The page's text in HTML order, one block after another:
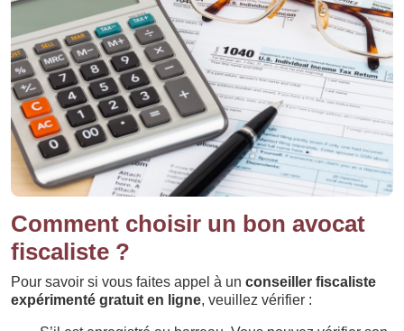
Comment choisir un bon avocat
fiscaliste ?
Pour savoir si vous faites appel à un conseiller fiscaliste
expérimenté gratuit en ligne, veuillez vérifier :